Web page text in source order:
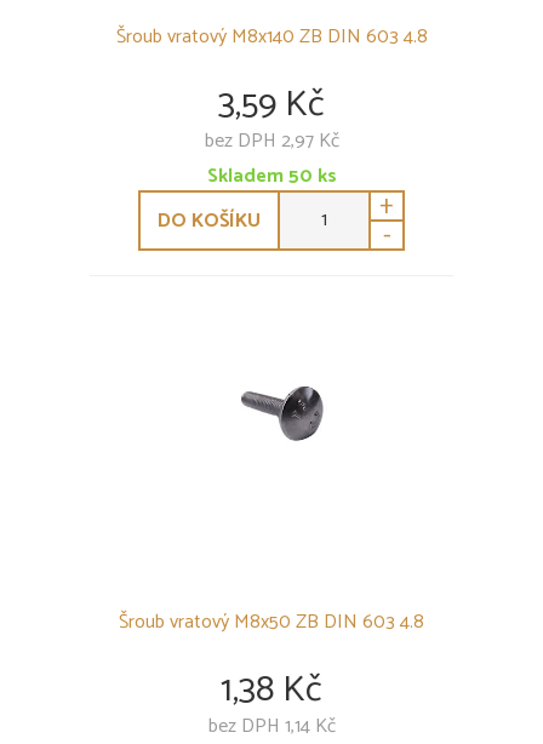
Šroub vratový M8x140 ZB DIN 603 4.8
3,59 Kč
bez DPH 2,97 Kč
Skladem50 ks
DO KOŠÍKU
+
-
Šroub vratový M8x50 ZB DIN 603 4.8
1,38 Kč
bez DPH 1,14 Kč